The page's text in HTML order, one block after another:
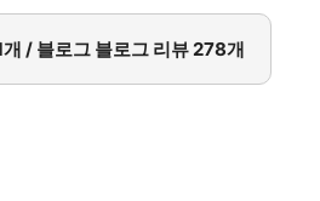
개 / 블로그 블로그 리뷰 278개